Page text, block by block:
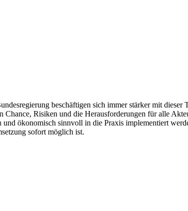
beschäftigen sich immer stärker mit
Risiken und die Herausforderungen für alle
ökonomisch sinnvoll in die Praxis implementiert
sofort möglich ist.